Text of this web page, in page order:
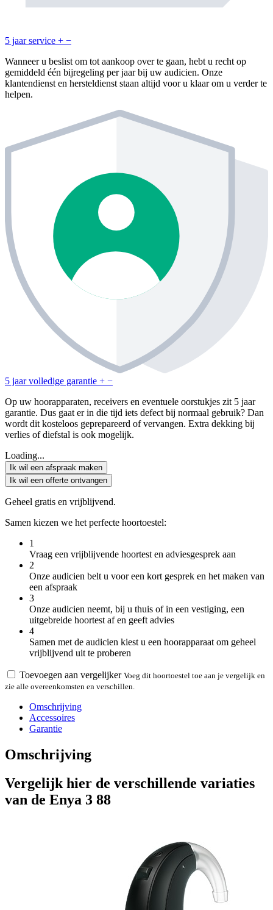
5 jaar service + −
Wanneer u beslist om tot aankoop over te gaan, hebt u recht op
gemiddeld één bijregeling per jaar bij uw audicien. Onze
klantendienst en hersteldienst staan altijd voor u klaar om u verder te
helpen.
5 jaar volledige garantie + −
Op uw hoorapparaten, receivers en eventuele oorstukjes zit 5 jaar
garantie. Dus gaat er in die tijd iets defect bij normaal gebruik? Dan
wordt dit kosteloos geprepareerd of vervangen. Extra dekking bij
verlies of diefstal is ook mogelijk.
Loading...
Ik wil een afspraak maken
Ik wil een offerte ontvangen
Geheel gratis en vrijblijvend.
Samen kiezen we het perfecte hoortoestel:
1
Vraag een vrijblijvende hoortest en adviesgesprek aan
2
Onze audicien belt u voor een kort gesprek en het maken van
een afspraak
3
Onze audicien neemt, bij u thuis of in een vestiging, een
uitgebreide hoortest af en geeft advies
4
Samen met de audicien kiest u een hoorapparaat om geheel
vrijblijvend uit te proberen
Toevoegen aan vergelijker Voeg dit hoortoestel toe aan je vergelijk en
zie alle overeenkomsten en verschillen.
Omschrijving
Accessoires
Garantie
Omschrijving
Vergelijk hier de verschillende variaties
van de Enya 3 88